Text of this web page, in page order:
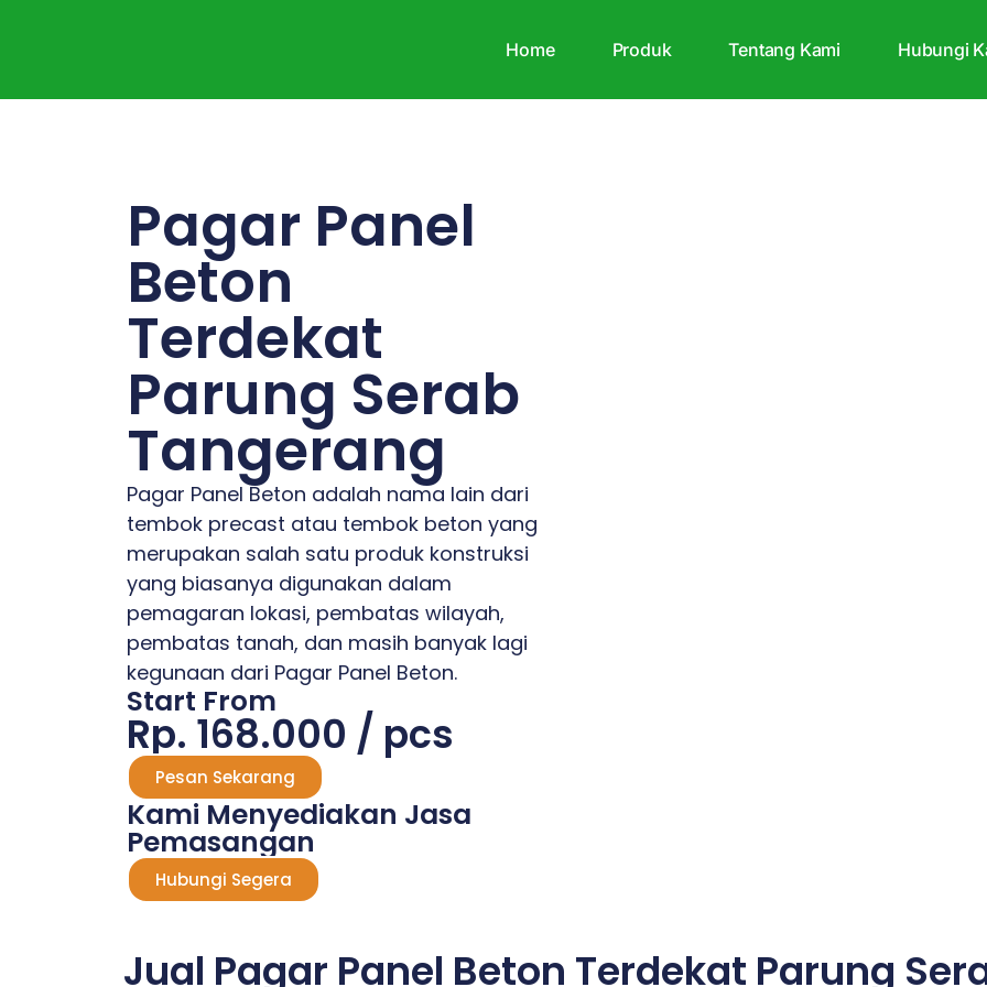
Home Produk Tentang Kami Hubungi
Pagar Panel
Beton
Terdekat
Parung Serab
Tangerang
Pagar Panel Beton adalah nama lain dari
tembok precast atau tembok beton yang
merupakan salah satu produk konstruksi
yang biasanya digunakan dalam
pemagaran lokasi, pembatas wilayah,
pembatas tanah, dan masih banyak lagi
kegunaan dari Pagar Panel Beton.
Start From
Rp. 168.000 / pcs
Pesan Sekarang
Kami Menyediakan Jasa
Pemasangan
Hubungi Segera
Jual Pagar Panel Beton Terdekat Parung